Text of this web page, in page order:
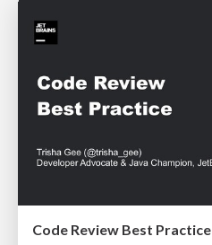
Code Review Best Practice